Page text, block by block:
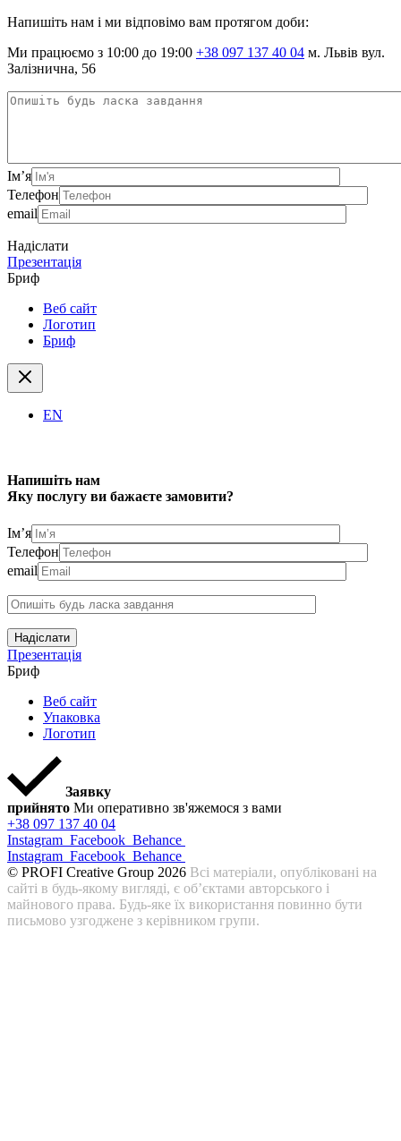
Напишіть нам і ми відповімо вам протягом доби:
Ми працюємо з 10:00 до 19:00 +38 097 137 40 04 м. Львів вул.
Залізнична, 56
Ім’я
Телефон
email
Надіслати
Презентація
Бриф
Веб сайт
Логотип
Бриф
EN
Напишіть нам
Яку послугу ви бажаєте замовити?
Ім’я
Телефон
email
Надіслати
Презентація
Бриф
Веб сайт
Упаковка
Логотип
Заявку
прийнято Ми оперативно зв'яжемося з вами
+38 097 137 40 04
Instagram Facebook Behance
Instagram Facebook Behance
© PROFI Creative Group 2026 Всі матеріали, опубліковані на
сайті в будь-якому вигляді, є об’єктами авторського і
майнового права. Будь-яке їх використання повинно бути
письмово узгоджене з керівником групи.